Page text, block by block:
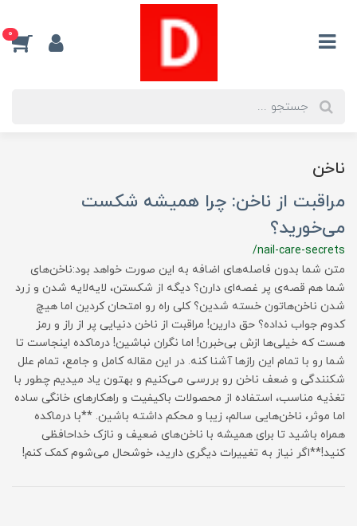
0
ناخن
مراقبت از ناخن: چرا همیشه شکست
می‌خورید؟
/nail-care-secrets
متن شما بدون فاصله‌های اضافه به این صورت خواهد بود:ناخن‌های
شما هم قصه‌ی پر غصه‌ای دارن؟ دیگه از شکستن، لایه‌لایه شدن و زرد
شدن ناخن‌هاتون خسته شدین؟ کلی راه رو امتحان کردین اما هیچ
کدوم جواب نداده؟ حق دارین! مراقبت از ناخن دنیایی پر از راز و رمز
هست که خیلی‌ها ازش بی‌خبرن! اما نگران نباشین! درماکده اینجاست تا
شما رو با تمام این رازها آشنا کنه. در این مقاله کامل و جامع، تمام علل
شکنندگی و ضعف ناخن رو بررسی می‌کنیم و بهتون یاد میدیم چطور با
تغذیه مناسب، استفاده از محصولات باکیفیت و راهکارهای خانگی ساده
اما موثر، ناخن‌هایی سالم، زیبا و محکم داشته باشین. **با درماکده
همراه باشید تا برای همیشه با ناخن‌های ضعیف و نازک خداحافظی
کنید!**اگر نیاز به تغییرات دیگری دارید، خوشحال می‌شوم کمک کنم!